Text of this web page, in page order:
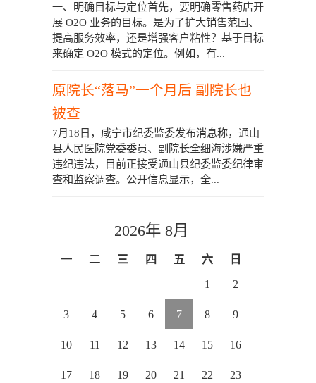
一、明确目标与定位首先，要明确零售药店开
展 O2O 业务的目标。是为了扩大销售范围、
提高服务效率，还是增强客户粘性？基于目标
来确定 O2O 模式的定位。例如，有...
原院长“落马”一个月后 副院长也
被查
7月18日，咸宁市纪委监委发布消息称，通山
县人民医院党委委员、副院长全细海涉嫌严重
违纪违法，目前正接受通山县纪委监委纪律审
查和监察调查。公开信息显示，全...
2026年 8月
一 二 三 四 五 六 日
1 2
3 4 5 6 7 8 9
10 11 12 13 14 15 16
17 18 19 20 21 22 23